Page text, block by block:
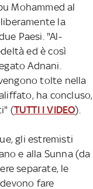
Mohammed al
la
Paesi. "Al-
ed è così
Adnani.
tolte nella
ha concluso,
(TUTTI I VIDEO).
gli estremisti
e alla Sunna (da
separate, le
fare